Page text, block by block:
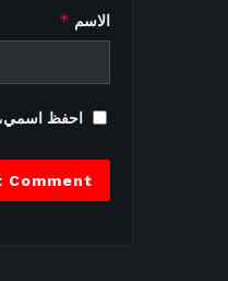
الاسم *
احفظ اسمي،